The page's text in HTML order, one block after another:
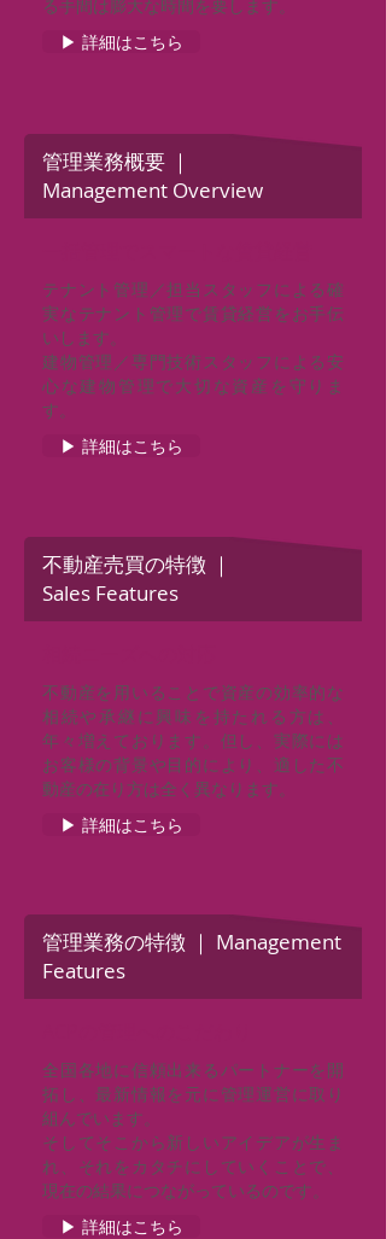
る手間は膨大な時間を要します。
▶ 詳細はこちら
管理業務概要 ｜
Management Overview
テナント管理／担当スタッフによる確
実なテナント管理で賃貸経営をお手伝
いします。
建物管理／専門技術スタッフによる安
心な建物管理で大切な資産を守りま
す。
▶ 詳細はこちら
不動産売買の特徴 ｜
Sales Features
不動産を用いることで資産の効率的な
相続や承継に興味を持たれる方は、
年々増えております。但し、実際には
お客様の背景や目的により、適した不
動産の在り方は全く異なります。
▶ 詳細はこちら
管理業務の特徴 ｜ Management
Features
全国各地に信頼出来るパートナーを開
拓し、最新情報を元に管理運営に取り
組んでいます。
そしてそこから新しいアイデアが生ま
れ、それをカタチにしていくことで、
現在の結果につながっているのです。
▶ 詳細はこちら